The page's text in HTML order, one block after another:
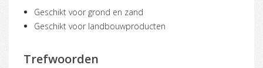
Geschikt voor grond en zand
Geschikt voor landbouwproducten
Trefwoorden